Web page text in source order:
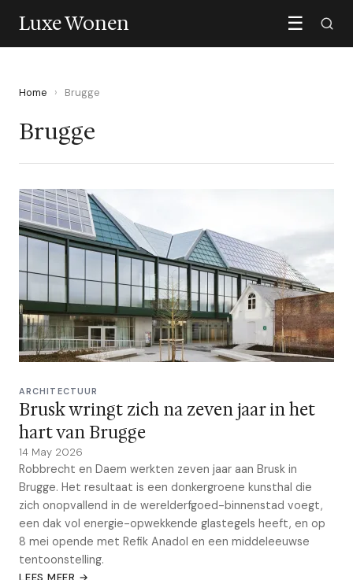
Luxe Wonen ☰
Home › Brugge
Brugge
ARCHITECTUUR
Brusk wringt zich na zeven jaar in het
hart van Brugge
14 May 2026
Robbrecht en Daem werkten zeven jaar aan Brusk in
Brugge. Het resultaat is een donkergroene kunsthal die
zich onopvallend in de werelderfgoed-binnenstad voegt,
een dak vol energie-opwekkende glastegels heeft, en op
8 mei opende met Refik Anadol en een middeleeuwse
tentoonstelling.
LEES MEER →